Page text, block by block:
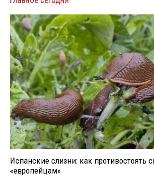
Испанские слизни: как противостоять
«европейцам»